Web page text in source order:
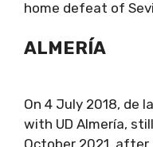
home defeat of
ALMERÍA
On 4 July 2018, de
with UD Almería,
October 2021,